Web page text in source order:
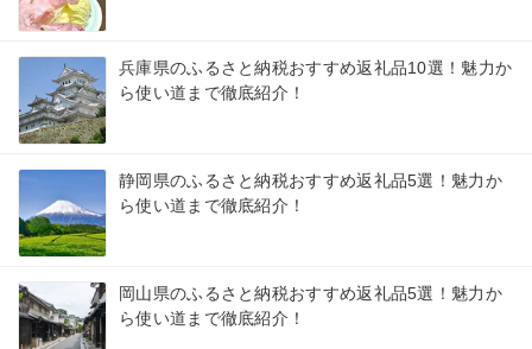
兵庫県のふるさと納税おすすめ返礼品10選！魅力か
ら使い道まで徹底紹介！
静岡県のふるさと納税おすすめ返礼品5選！魅力か
ら使い道まで徹底紹介！
岡山県のふるさと納税おすすめ返礼品5選！魅力か
ら使い道まで徹底紹介！